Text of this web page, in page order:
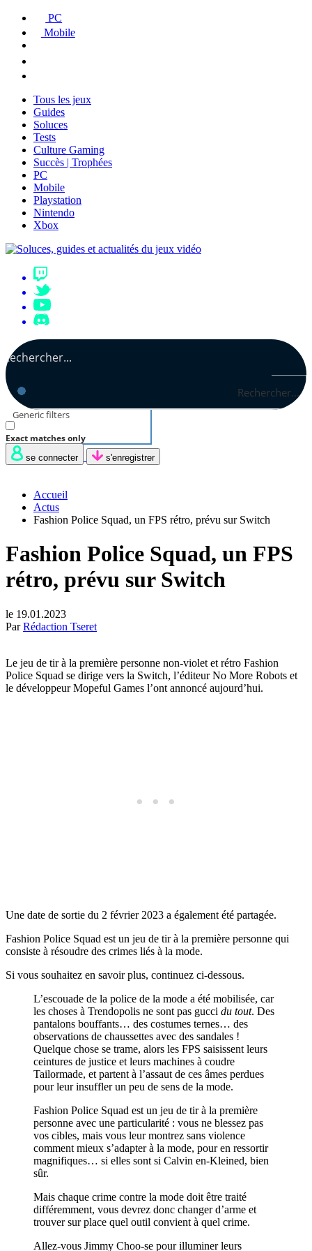
PC
Mobile
Tous les jeux
Guides
Soluces
Tests
Culture Gaming
Succès | Trophées
PC
Mobile
Playstation
Nintendo
Xbox
Rechercher...
Generic filters
Exact matches only
se connecter s'enregistrer
Accueil
Actus
Fashion Police Squad, un FPS rétro, prévu sur Switch
Fashion Police Squad, un FPS
rétro, prévu sur Switch
le 19.01.2023
ParRédaction Tseret
Le jeu de tir à la première personne non-violet et rétro Fashion
Police Squad se dirige vers la Switch, l’éditeur No More Robots et
le développeur Mopeful Games l’ont annoncé aujourd’hui.
Une date de sortie du 2 février 2023 a également été partagée.
Fashion Police Squad est un jeu de tir à la première personne qui
consiste à résoudre des crimes liés à la mode.
Si vous souhaitez en savoir plus, continuez ci-dessous.
L’escouade de la police de la mode a été mobilisée, car
les choses à Trendopolis ne sont pas gucci du tout. Des
pantalons bouffants… des costumes ternes… des
observations de chaussettes avec des sandales !
Quelque chose se trame, alors les FPS saisissent leurs
ceintures de justice et leurs machines à coudre
Tailormade, et partent à l’assaut de ces âmes perdues
pour leur insuffler un peu de sens de la mode.
Fashion Police Squad est un jeu de tir à la première
personne avec une particularité : vous ne blessez pas
vos cibles, mais vous leur montrez sans violence
comment mieux s’adapter à la mode, pour en ressortir
magnifiques… si elles sont si Calvin en-Kleined, bien
sûr.
Mais chaque crime contre la mode doit être traité
différemment, vous devrez donc changer d’arme et
trouver sur place quel outil convient à quel crime.
Allez-vous Jimmy Choo-se pour illuminer leurs